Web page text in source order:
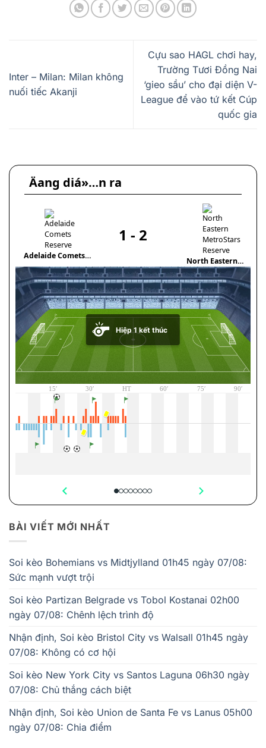
Inter – Milan: Milan không
nuối tiếc Akanji
Cựu sao HAGL chơi hay,
Trường Tươi Đồng Nai
‘gieo sầu’ cho đại diện V-
League để vào tứ kết Cúp
quốc gia
Äang diá»…n ra
Adelaide Comets
Reserve
1 - 2
North Eastern
MetroStars Reserve
BÀI VIẾT MỚI NHẤT
Soi kèo Bohemians vs Midtjylland 01h45 ngày 07/08:
Sức mạnh vượt trội
Soi kèo Partizan Belgrade vs Tobol Kostanai 02h00
ngày 07/08: Chênh lệch trình độ
Nhận định, Soi kèo Bristol City vs Walsall 01h45 ngày
07/08: Không có cơ hội
Soi kèo New York City vs Santos Laguna 06h30 ngày
07/08: Chủ thắng cách biệt
Nhận định, Soi kèo Union de Santa Fe vs Lanus 05h00
ngày 07/08: Chia điểm